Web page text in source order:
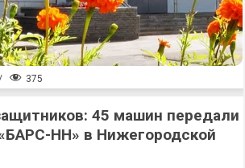
375
45 машин передали
НН» в Нижегородской